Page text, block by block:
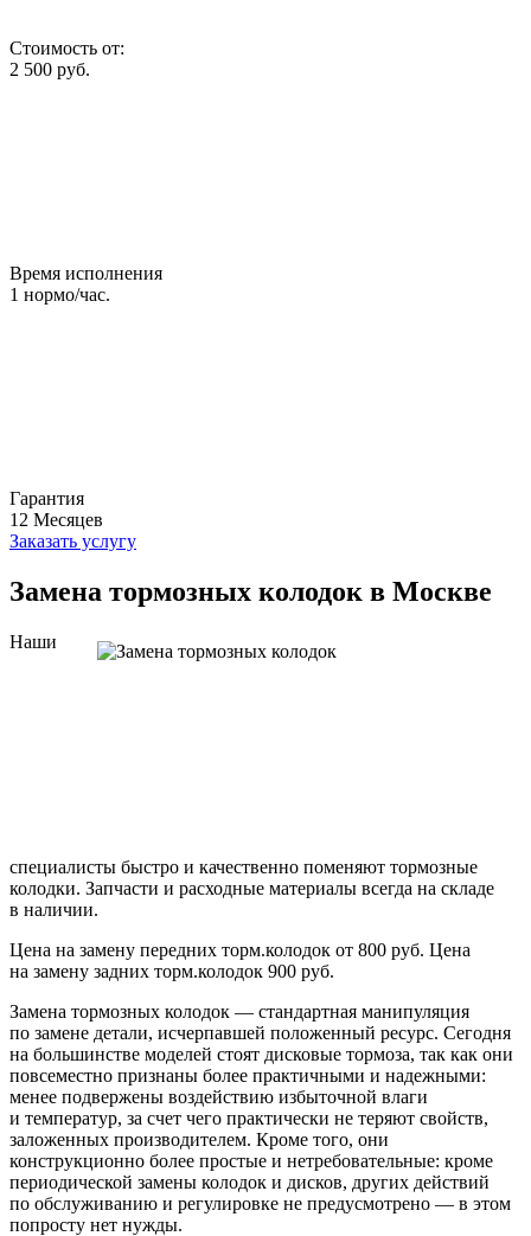
Стоимость от:
2 500 руб.
Время исполнения
1 нормо/час.
Гарантия
12 Месяцев
Заказать услугу
Замена тормозных колодок в Москве
Наши
специалисты быстро и качественно поменяют тормозные
колодки. Запчасти и расходные материалы всегда на складе
в наличии.
Цена на замену передних торм.колодок от 800 руб. Цена
на замену задних торм.колодок 900 руб.
Замена тормозных колодок — стандартная манипуляция
по замене детали, исчерпавшей положенный ресурс. Сегодня
на большинстве моделей стоят дисковые тормоза, так как они
повсеместно признаны более практичными и надежными:
менее подвержены воздействию избыточной влаги
и температур, за счет чего практически не теряют свойств,
заложенных производителем. Кроме того, они
конструкционно более простые и нетребовательные: кроме
периодической замены колодок и дисков, других действий
по обслуживанию и регулировке не предусмотрено — в этом
попросту нет нужды.